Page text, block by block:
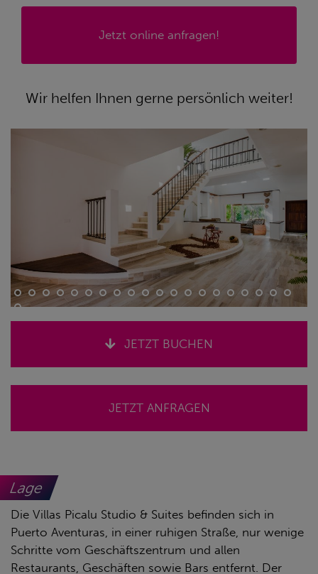
Jetzt online anfragen!
Wir helfen Ihnen gerne persönlich weiter!
JETZT BUCHEN
JETZT ANFRAGEN
Lage
Die Villas Picalu Studio & Suites befinden sich in
Puerto Aventuras, in einer ruhigen Straße, nur wenige
Schritte vom Geschäftszentrum und allen
Restaurants, Geschäften sowie Bars entfernt. Der